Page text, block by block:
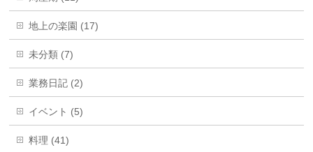
地上の楽園 (17)
未分類 (7)
業務日記 (2)
イベント (5)
料理 (41)